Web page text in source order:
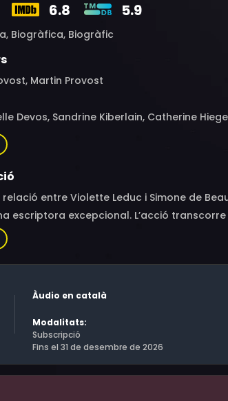
6.8 5.9
Biogràfica, Biogràfic
Martin Provost
Devos, Sandrine Kiberlain, Catherine
Nathalie Richard, Stanley Weber, Jean
Jean-Paul Dubois, Paulette Frantz,
Josette Ménard, Richard Chevallier,
relació entre Violette Leduc i Simone de
escriptora excepcional. L’acció
Àudio en català
Modalitats:
Subscripció
Fins el 31 de desembre de 2026